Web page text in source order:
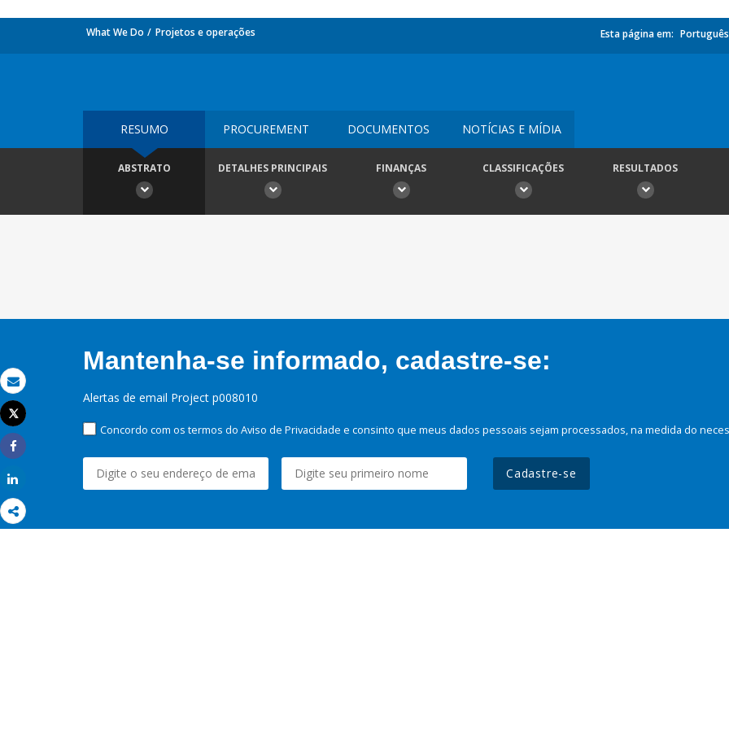
Email
Imprimir
Tweet
Share
What We Do Projetos e operações Esta página em: Português
RESUMO PROCUREMENT DOCUMENTOS NOTÍCIAS E MÍDIA
ABSTRATO DETALHES PRINCIPAIS FINANÇAS CLASSIFICAÇÕES RESULTADOS
Mantenha-se informado, cadastre-se:
Alertas de email Project p008010
Concordo com os termos do Aviso de Privacidade e consinto que meus dados pessoais sejam processados, na medida do
Cadastre-se